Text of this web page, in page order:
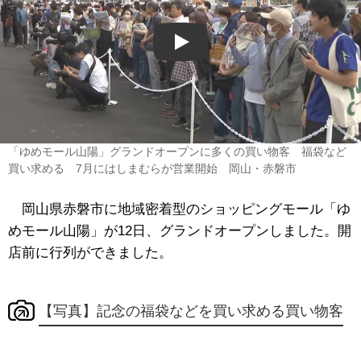
Play
「ゆめモール山陽」グランドオープンに多くの買い物客 福袋など
買い求める 7月にはしまむらが営業開始 岡山・赤磐市
岡山県赤磐市に地域密着型のショッピングモール「ゆ
めモール山陽」が12日、グランドオープンしました。開
店前に行列ができました。
【写真】記念の福袋などを買い求める買い物客